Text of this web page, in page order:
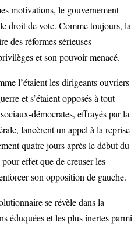
motivations, le gouvernement
droit de vote. Comme toujours, la
des réformes sérieuses
et son pouvoir menacé.
l’étaient les dirigeants ouvriers
et s’étaient opposés à tout
démocrates, effrayés par la
lancèrent un appel à la reprise
quatre jours après le début du
effet que de creuser les
son opposition de gauche.
se révèle dans la
éduquées et les plus inertes parmi